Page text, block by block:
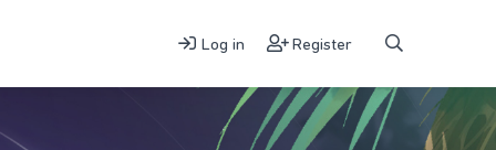
Log in Register